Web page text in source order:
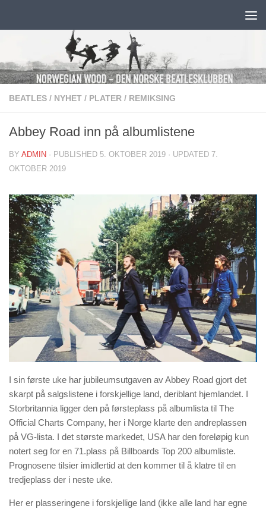
BEATLES / NYHET / PLATER / REMIKSING
Abbey Road inn på albumlistene
BY ADMIN · PUBLISHED 5. OKTOBER 2019 · UPDATED 7.
OKTOBER 2019
I sin første uke har jubileumsutgaven av Abbey Road gjort det
skarpt på salgslistene i forskjellige land, deriblant hjemlandet. I
Storbritannia ligger den på førsteplass på albumlista til The
Official Charts Company, her i Norge klarte den andreplassen
på VG-lista. I det største markedet, USA har den foreløpig kun
notert seg for en 71.plass på Billboards Top 200 albumliste.
Prognosene tilsier imidlertid at den kommer til å klatre til en
tredjeplass der i neste uke.
Her er plasseringene i forskjellige land (ikke alle land har egne